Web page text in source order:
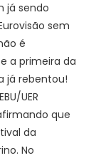
já sendo
sem
é
a primeira da
já rebentou!
UER
que
da
No